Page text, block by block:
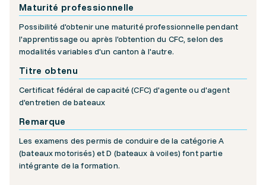
Maturité professionnelle
Possibilité d'obtenir une maturité professionnelle pendant
l'apprentissage ou après l'obtention du CFC, selon des
modalités variables d'un canton à l'autre.
Titre obtenu
Certificat fédéral de capacité (CFC) d'agente ou d'agent
d'entretien de bateaux
Remarque
Les examens des permis de conduire de la catégorie A
(bateaux motorisés) et D (bateaux à voiles) font partie
intégrante de la formation.